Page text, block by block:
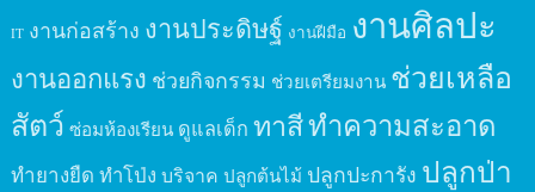
IT งานก่อสร้าง งานประดิษฐ์ งานฝีมือ งานศิลปะ
งานออกแรง ช่วยกิจกรรม ช่วยเตรียมงาน ช่วยเหลือ
สัตว์ ซ่อมห้องเรียน ดูแลเด็ก ทาสีทำความสะอาด
ทำยางยืด ทำโป่ง บริจาค ปลูกต้นไม้ ปลูกปะการัง ปลูกป่า